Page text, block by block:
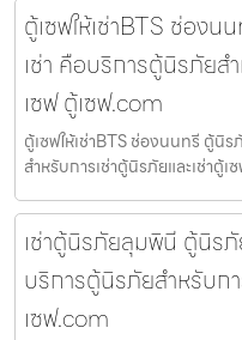
ตู้เซฟให้เช่าBTS ช่องน
เช่า คือบริการตู้นิรภัยส
เซฟ ตู้เซฟ.com
ตู้เซฟให้เช่าBTS ช่องนนทรี ตู้นิร
สำหรับการเช่าตู้นิรภัยและเช่าตู้เ
เช่าตู้นิรภัยลุมพินี ตู้นิรภั
บริการตู้นิรภัยสำหรับก
เซฟ.com